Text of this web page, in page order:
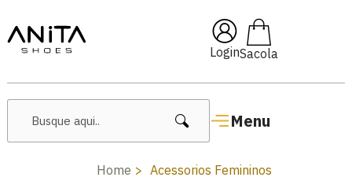
Login
Menu
🔥 Lançamentos Femininos
Home Acessorios Femininos